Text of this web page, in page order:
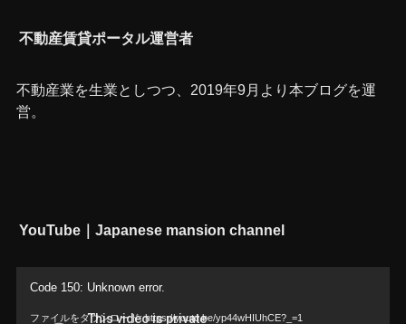
不動産賃貸ポータル運営者
不動産業を生業としつつ、2019年9月より本ブログを運
営。
YouTube｜Japanese mansion channel
Code 150: Unknown error.
ファイルをダウンロード: https://youtu.be/yp44wHIUhCE?_=1